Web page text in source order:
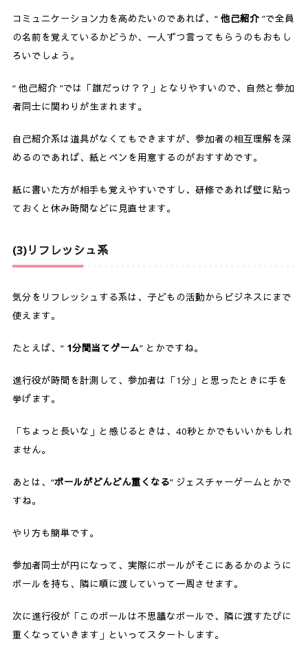
コミュニケーション力を高めたいのであれば、“ 他己紹介 ”で全員
の名前を覚えているかどうか、一人ずつ言ってもらうのもおもし
ろいでしょう。
“ 他己紹介 ”では「誰だっけ？？」となりやすいので、自然と参加
者同士に関わりが生まれます。
自己紹介系は道具がなくてもできますが、参加者の相互理解を深
めるのであれば、紙とペンを用意するのがおすすめです。
紙に書いた方が相手も覚えやすいですし、研修であれば壁に貼っ
ておくと休み時間などに見直せます。
(3)リフレッシュ系
気分をリフレッシュする系は、子どもの活動からビジネスにまで
使えます。
たとえば、“1分間当てゲーム” とかですね。
進行役が時間を計測して、参加者は「1分」と思ったときに手を
挙げます。
「ちょっと長いな」と感じるときは、40秒とかでもいいかもしれ
ません。
あとは、“ボールがどんどん重くなる” ジェスチャーゲームとかで
すね。
やり方も簡単です。
参加者同士が円になって、実際にボールがそこにあるかのように
ボールを持ち、隣に順に渡していって一周させます。
次に進行役が「このボールは不思議なボールで、隣に渡すたびに
重くなっていきます」といってスタートします。